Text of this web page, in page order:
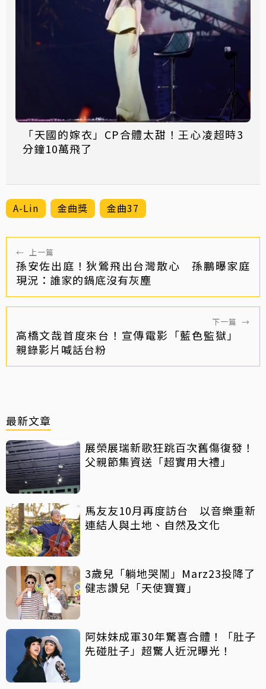
「天國的嫁衣」CP合體太甜！王心凌超時3
分鐘10萬飛了
A-Lin 金曲獎 金曲37
← 上一篇
孫安佐出庭！狄鶯飛出台灣散心 孫鵬曝家庭
現況：誰家的鍋底沒有灰塵
下一篇 →
高橋文哉首度來台！宣傳電影「藍色監獄」
親錄影片喊話台粉
最新文章
展榮展瑞新歌狂跳百次舊傷復發！
父親節集資送「超實用大禮」
馬友友10月再度訪台 以音樂重新
連結人與土地、自然及文化
3歲兒「躺地哭鬧」Marz23投降了
健志讚兒「天使寶寶」
阿妹妹成軍30年驚喜合體！「肚子
先碰肚子」超驚人近況曝光！